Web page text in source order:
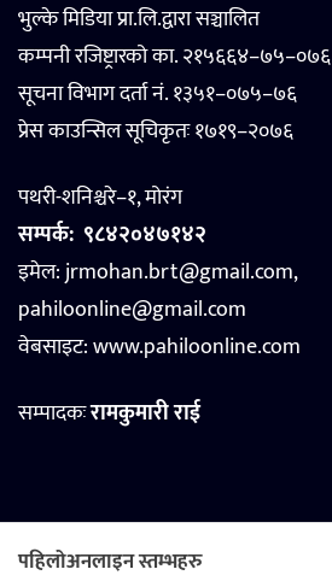
भुल्के मिडिया प्रा.लि.द्वारा सञ्चालित
कम्पनी रजिष्ट्रारको का. २१५६६४–७५–०७६
सूचना विभाग दर्ता नं. १३५१–०७५–७६
प्रेस काउन्सिल सूचिकृतः १७१९–२०७६
पथरी-शनिश्चरे–१, मोरंग
सम्पर्क: ९८४२०४७१४२
इमेल: jrmohan.brt@gmail.com,
pahiloonline@gmail.com
वेबसाइट:www.pahiloonline.com
सम्पादकःरामकुमारी राई
पहिलोअनलाइन स्तम्भहरु